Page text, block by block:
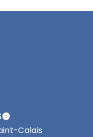
Calais